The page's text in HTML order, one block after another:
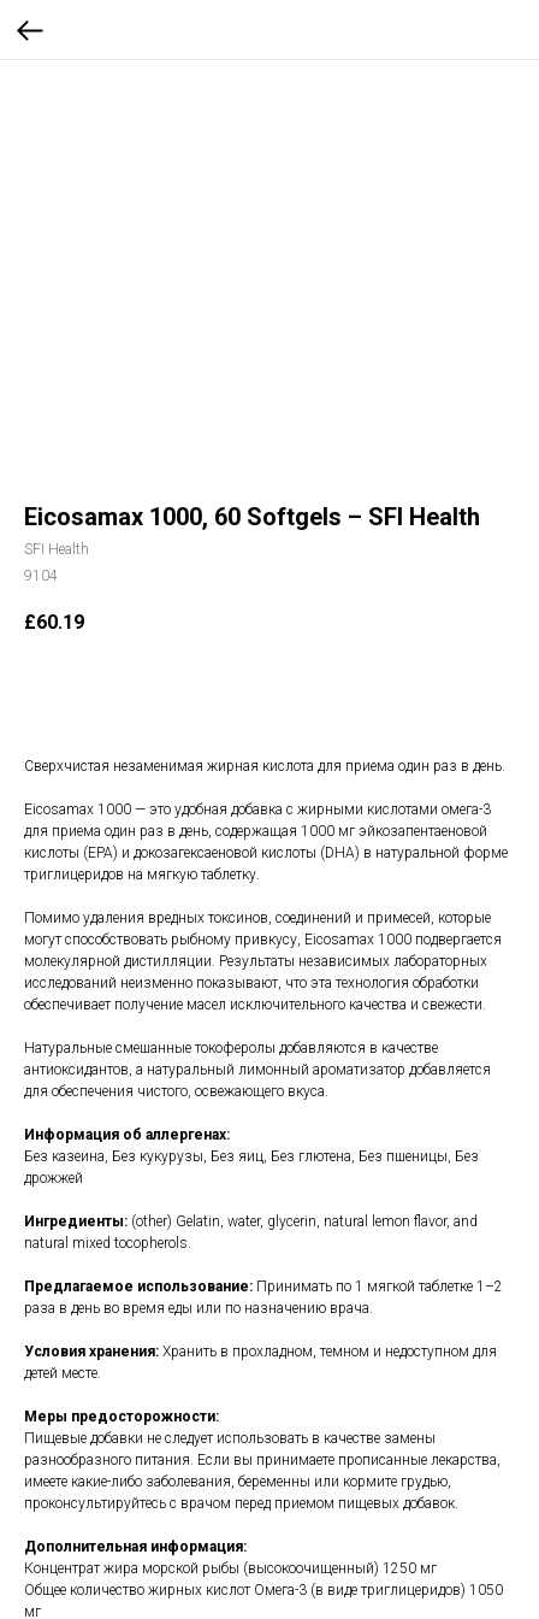
Eicosamax 1000, 60 Softgels – SFI Health
SFI Health
9104
£60.19
Сверхчистая незаменимая жирная кислота для приема один раз в день.
Eicosamax 1000 — это удобная добавка с жирными кислотами омега-3
для приема один раз в день, содержащая 1000 мг эйкозапентаеновой
кислоты (EPA) и докозагексаеновой кислоты (DHA) в натуральной форме
триглицеридов на мягкую таблетку.
Помимо удаления вредных токсинов, соединений и примесей, которые
могут способствовать рыбному привкусу, Eicosamax 1000 подвергается
молекулярной дистилляции. Результаты независимых лабораторных
исследований неизменно показывают, что эта технология обработки
обеспечивает получение масел исключительного качества и свежести.
Натуральные смешанные токоферолы добавляются в качестве
антиоксидантов, а натуральный лимонный ароматизатор добавляется
для обеспечения чистого, освежающего вкуса.
Информация об аллергенах:
Без казеина, Без кукурузы, Без яиц, Без глютена, Без пшеницы, Без
дрожжей
Ингредиенты: (other) Gelatin, water, glycerin, natural lemon flavor, and
natural mixed tocopherols.
Предлагаемое использование: Принимать по 1 мягкой таблетке 1–2
раза в день во время еды или по назначению врача.
Условия хранения: Хранить в прохладном, темном и недоступном для
детей месте.
Меры предосторожности:
Пищевые добавки не следует использовать в качестве замены
разнообразного питания. Если вы принимаете прописанные лекарства,
имеете какие-либо заболевания, беременны или кормите грудью,
проконсультируйтесь с врачом перед приемом пищевых добавок.
Дополнительная информация:
Концентрат жира морской рыбы (высокоочищенный) 1250 мг
Общее количество жирных кислот Омега-3 (в виде триглицеридов) 1050
мг